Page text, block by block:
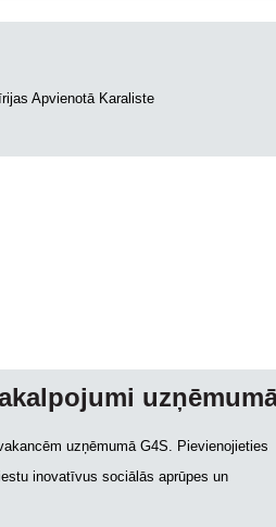
Apvienotā Karaliste
uzņēmumā G4S. Pievienojieties
inovatīvus sociālās aprūpes un